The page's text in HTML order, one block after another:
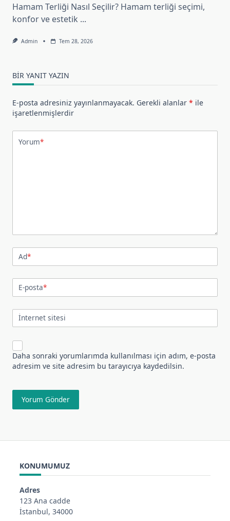
Hamam Terliği Nasıl Seçilir? Hamam terliği seçimi,
konfor ve estetik ...
Admin Tem 28, 2026
BIR YANIT YAZIN
E-posta adresiniz yayınlanmayacak. Gerekli alanlar * ile
işaretlenmişlerdir
Yorum*
Ad*
E-posta*
İnternet sitesi
Daha sonraki yorumlarımda kullanılması için adım, e-posta
adresim ve site adresim bu tarayıcıya kaydedilsin.
KONUMUMUZ
Adres
123 Ana cadde
İstanbul, 34000